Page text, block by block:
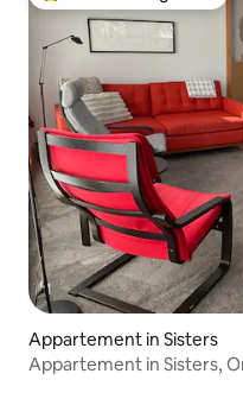
Appartement in Sisters
Appartement in Sisters,